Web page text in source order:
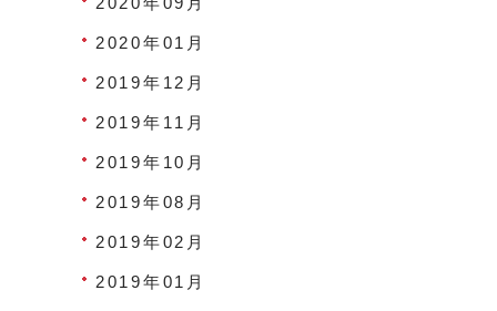
2020年01月
2019年12月
2019年11月
2019年10月
2019年08月
2019年02月
2019年01月